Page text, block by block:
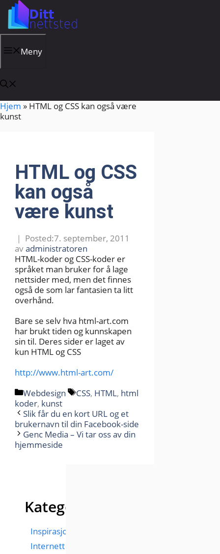
Hopp
innhold
Meny
Hjem » HTML og CSS kan også være
kunst
HTML og CSS
kan også
være kunst
7. september, 2011
avadministratoren
HTML-koder og CSS-koder er
språket man bruker for å lage
nettsider med, men det finnes
også de som lar fantasien ta litt
overhånd.
Bare se selv hva html-art.com
har brukt tiden og kunnskapen
sin til. Deres sider er laget av
kun HTML og CSS
http://www.html-art.com/
Kategorier
Webdesign Stikkord
CSS, HTML, html
koder, kunst
Slik får du en kort URL og et
brukernavn til din Facebook-side
Genc Media – Vi tar oss av din
hjemmeside
Kategorier
Inspirasjon
Internett